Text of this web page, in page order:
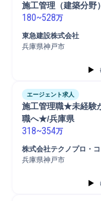
施工管理（建築分野
180~528万
東急建設株式会社
兵庫県神戸市
エージェント求人
施工管理職★未経験
職へ★/兵庫県
318~354万
株式会社テクノプロ・
兵庫県神戸市